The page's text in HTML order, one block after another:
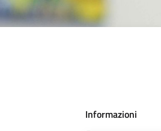
Informazioni